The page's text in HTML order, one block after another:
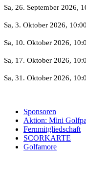
Sa, 26. September 2026,
Sa, 3. Oktober 2026,
Sa, 10. Oktober 2026,
Sa, 17. Oktober 2026,
Sa, 31. Oktober 2026,
Sponsoren
Aktion: Mini
Fernmitgliedschaft
SCORKARTE
Golfamore